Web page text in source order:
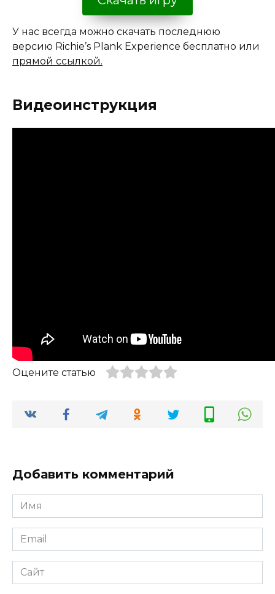
У нас всегда можно скачать последнюю
версию Richie’s Plank Experience бесплатно или
прямой ссылкой.
Видеоинструкция
Оцените статью
Добавить комментарий
Имя
*
Email
*
Сайт